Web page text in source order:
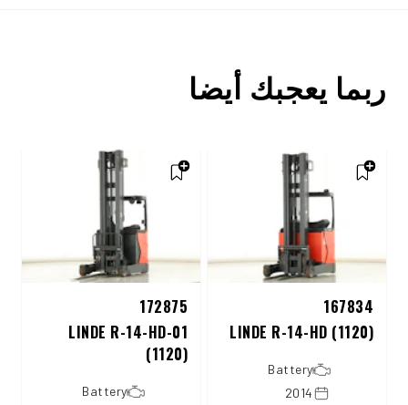
ربما يعجبك أيضا
167834
LINDE R-14-HD (1120)
Battery
2014
172875
LINDE R-14-HD-01
(1120)
Battery